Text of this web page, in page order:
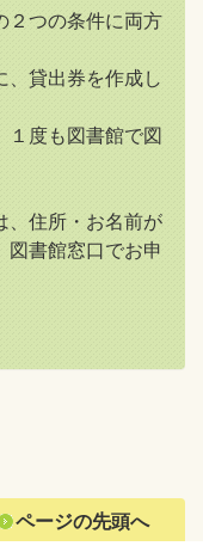
２つの条件に両方
、貸出券を作成し
１度も図書館で図
、住所・お名前が
図書館窓口でお申
ページの先頭へ